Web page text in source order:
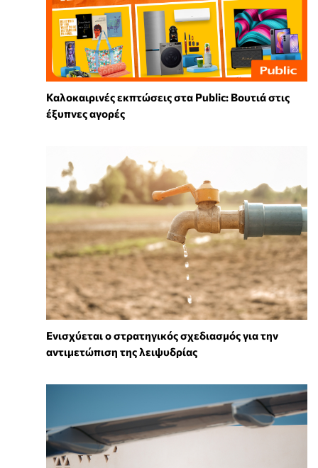
Καλοκαιρινές εκπτώσεις στα Public: Βουτιά στις
έξυπνες αγορές
Ενισχύεται ο στρατηγικός σχεδιασμός για την
αντιμετώπιση της λειψυδρίας